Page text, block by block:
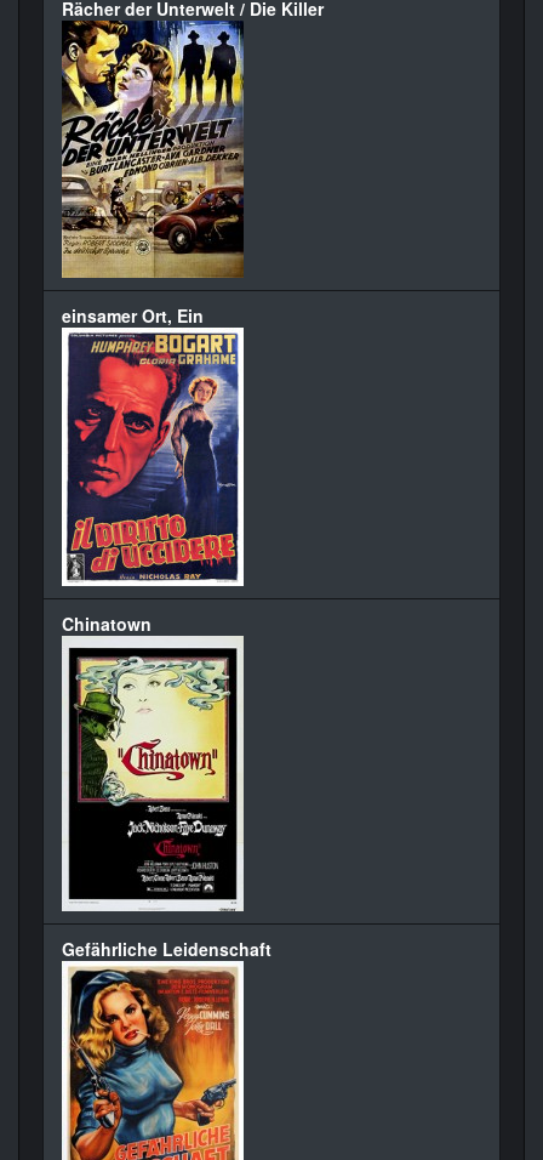
Rächer der Unterwelt / Die Killer
einsamer Ort, Ein
Chinatown
Gefährliche Leidenschaft